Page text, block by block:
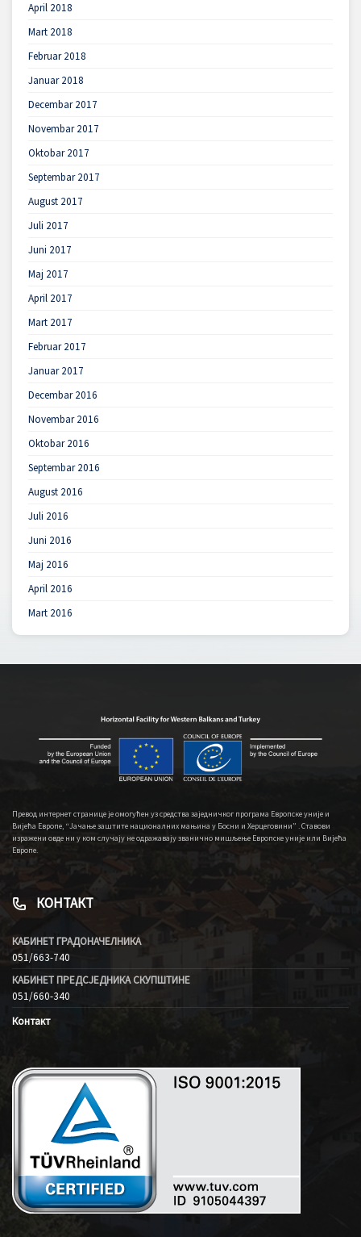
April 2018
Mart 2018
Februar 2018
Januar 2018
Decembar 2017
Novembar 2017
Oktobar 2017
Septembar 2017
August 2017
Juli 2017
Juni 2017
Maj 2017
April 2017
Mart 2017
Februar 2017
Januar 2017
Decembar 2016
Novembar 2016
Oktobar 2016
Septembar 2016
August 2016
Juli 2016
Juni 2016
Maj 2016
April 2016
Mart 2016
Превод интернет странице је омогућен уз средства заједничког програма Европске уније и
Вијећа Европе, “Јачање заштите националних мањина у Босни и Херцеговини” . Ставови
изражени овде ни у ком случају не одражавају званично мишљење Европске уније или Вијећа
Европе.
КОНТАКТ
КАБИНЕТ ГРАДОНАЧЕЛНИКА
051/663-740
КАБИНЕТ ПРЕДСЈЕДНИКА СКУПШТИНЕ
051/660-340
Контакт